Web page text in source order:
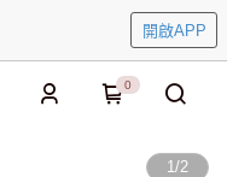
開啟APP
0
1/2